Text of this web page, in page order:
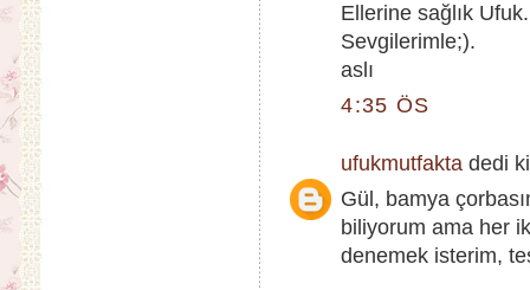
Ellerine sağlık
Sevgilerimle;).
aslı
4:35 ÖS
ufukmutfakta dedi
Gül, bamya
biliyorum ama her
denemek isterim,